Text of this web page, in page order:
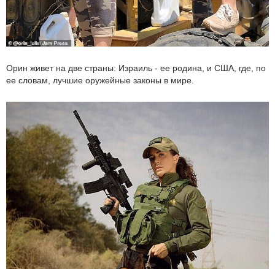
Орин живет на две страны: Израиль - ее родина, и США, где, по
ее словам, лучшие оружейные законы в мире.